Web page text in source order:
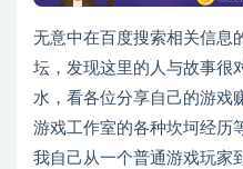
无意中在百度搜索相关信息
坛，发现这里的人与故事很
水，看各位分享自己的游戏
游戏工作室的各种坎坷经历
我自己从一个普通游戏玩家